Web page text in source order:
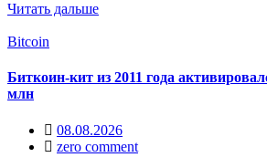
Читать дальше
Bitcoin
Биткоин-кит из 2011 года
млн
08.08.2026
zero comment